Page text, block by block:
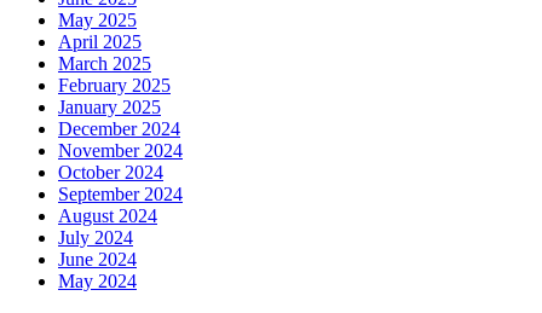
May 2025
April 2025
March 2025
February 2025
January 2025
December 2024
November 2024
October 2024
September 2024
August 2024
July 2024
June 2024
May 2024